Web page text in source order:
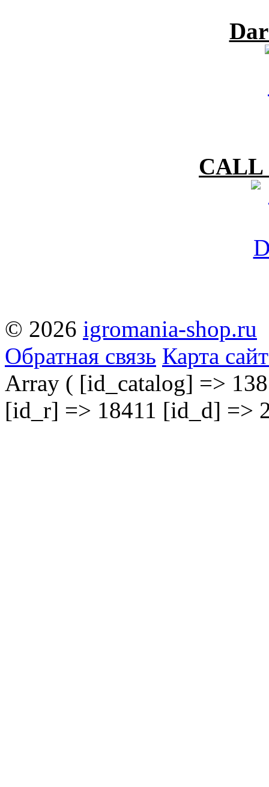
CALL
© 2026 igromania-shop.ru
Обратная связь Карта
Array ( [id_catalog] =>
[id_r] => 18411 [id_d] =>